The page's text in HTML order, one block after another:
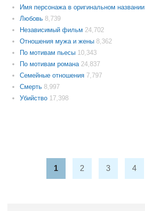
Имя персонажа в оригинальном названии
Любовь 8,739
Независимый фильм 24,702
Отношения мужа и жены 8,362
По мотивам пьесы 10,343
По мотивам романа 24,837
Семейные отношения 7,797
Смерть 8,997
Убийство 17,398
1 2 3 4